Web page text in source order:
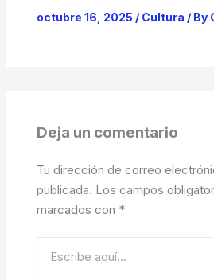
octubre 16, 2025 / Cultura / By
Deja un comentario
Tu dirección de correo
publicada. Los campos
marcados con *
aquí...